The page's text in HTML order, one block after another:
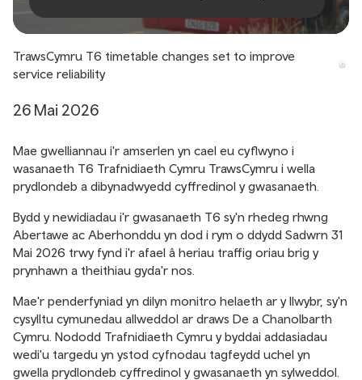
TrawsCymru T6 timetable changes set to improve
service reliability
26 Mai 2026
Mae gwelliannau i'r amserlen yn cael eu cyflwyno i
wasanaeth T6 Trafnidiaeth Cymru TrawsCymru i wella
prydlondeb a dibynadwyedd cyffredinol y gwasanaeth.
Bydd y newidiadau i'r gwasanaeth T6 sy'n rhedeg rhwng
Abertawe ac Aberhonddu yn dod i rym o ddydd Sadwrn 31
Mai 2026 trwy fynd i'r afael â heriau traffig oriau brig y
prynhawn a theithiau gyda'r nos.
Mae'r penderfyniad yn dilyn monitro helaeth ar y llwybr, sy'n
cysylltu cymunedau allweddol ar draws De a Chanolbarth
Cymru. Nododd Trafnidiaeth Cymru y byddai addasiadau
wedi'u targedu yn ystod cyfnodau tagfeydd uchel yn
gwella prydlondeb cyffredinol y gwasanaeth yn sylweddol.